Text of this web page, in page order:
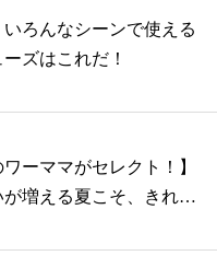
ろんなシーンで使える
ズはこれだ！
ーママがセレクト！】
増える夏こそ、きれい